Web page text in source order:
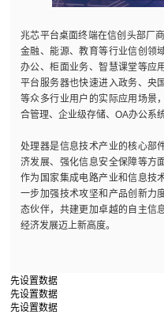
兆芯平台桌面终端在信创头部厂
金融、能源、教育等行业信创领
办公、柜面业务、智慧课堂等应
平台服务器也快速进入政务、央
等众多行业用户的实际应用场景
合管理、企业级存储、OA办公系
处理器是信息技术产业的核心部
济发展、强化信息安全保障等方
作为国家集成电路产业和信息技
一步加强技术攻坚和产品创新力
态伙伴，共建更加卓越的自主信
经济发展迈上新高度。
先设置数据
先设置数据
先设置数据